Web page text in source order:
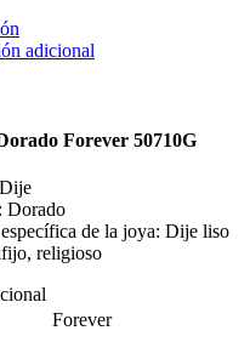
adicional
Forever 50710G
Dorado
de la joya: Dije liso
religioso
Forever